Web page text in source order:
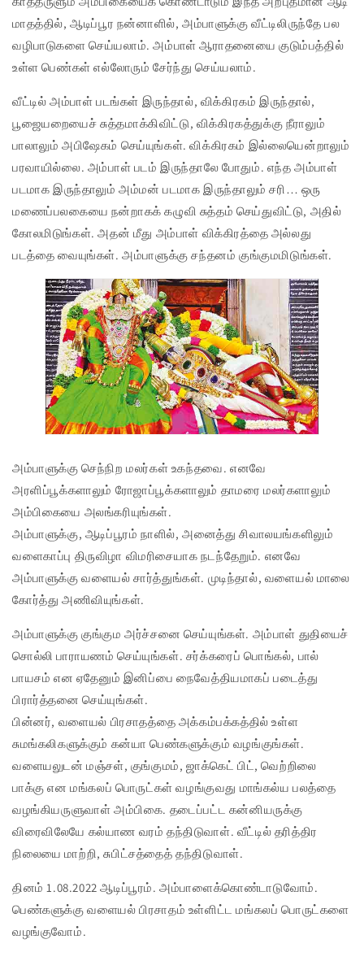
மாதத்தில், ஆடிப்பூர நன்னாளில், அம்பாளுக்கு வீட்டிலிருந்தே பல
வழிபாடுகளை செய்யலாம். அம்பாள் ஆராதனையை குடும்பத்தில்
உள்ள பெண்கள் எல்லோரும் சேர்ந்து செய்யலாம்.
வீட்டில் அம்பாள் படங்கள் இருந்தால், விக்கிரகம் இருந்தால்,
பூஜையறையைச் சுத்தமாக்கிவிட்டு, விக்கிரகத்துக்கு நீராலும்
பாலாலும் அபிஷேகம் செய்யுங்கள். விக்கிரகம் இல்லையென்றாலும்
பரவாயில்லை. அம்பாள் படம் இருந்தாலே போதும். எந்த அம்பாள்
படமாக இருந்தாலும் அம்மன் படமாக இருந்தாலும் சரி… ஒரு
மணைப்பலகையை நன்றாகக் கழுவி சுத்தம் செய்துவிட்டு, அதில்
கோலமிடுங்கள். அதன் மீது அம்பாள் விக்கிரத்தை அல்லது
படத்தை வையுங்கள். அம்பாளுக்கு சந்தனம் குங்குமமிடுங்கள்.
அம்பாளுக்கு செந்நிற மலர்கள் உகந்தவை. எனவே
அரளிப்பூக்களாலும் ரோஜாப்பூக்களாலும் தாமரை மலர்களாலும்
அம்பிகையை அலங்கரியுங்கள்.
அம்பாளுக்கு, ஆடிப்பூரம் நாளில், அனைத்து சிவாலயங்களிலும்
வளைகாப்பு திருவிழா விமரிசையாக நடந்தேறும். எனவே
அம்பாளுக்கு வளையல் சார்த்துங்கள். முடிந்தால், வளையல் மாலை
கோர்த்து அணிவியுங்கள்.
அம்பாளுக்கு குங்கும அர்ச்சனை செய்யுங்கள். அம்பாள் துதியைச்
சொல்லி பாராயணம் செய்யுங்கள். சர்க்கரைப் பொங்கல், பால்
பாயசம் என ஏதேனும் இனிப்பை நைவேத்தியமாகப் படைத்து
பிரார்த்தனை செய்யுங்கள்.
பின்னர், வளையல் பிரசாதத்தை அக்கம்பக்கத்தில் உள்ள
சுமங்கலிகளுக்கும் கன்யா பெண்களுக்கும் வழங்குங்கள்.
வளையலுடன் மஞ்சள், குங்குமம், ஜாக்கெட் பிட், வெற்றிலை
பாக்கு என மங்கலப் பொருட்கள் வழங்குவது மாங்கல்ய பலத்தை
வழங்கியருளுவாள் அம்பிகை. தடைப்பட்ட கன்னியருக்கு
விரைவிலேயே கல்யாண வரம் தந்திடுவாள். வீட்டில் தரித்திர
நிலையை மாற்றி, சுபிட்சத்தைத் தந்திடுவாள்.
தினம் 1.08.2022 ஆடிப்பூரம். அம்பாளைக்கொண்டாடுவோம்.
பெண்களுக்கு வளையல் பிரசாதம் உள்ளிட்ட மங்கலப் பொருட்களை
வழங்குவோம்.